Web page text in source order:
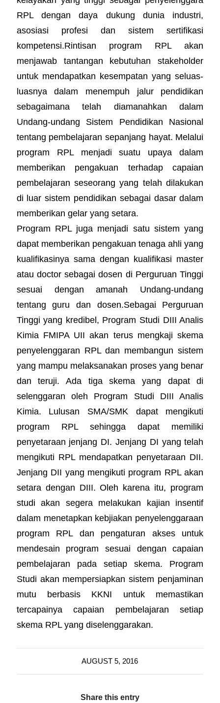
RPL dengan daya dukung dunia industri,
asosiasi profesi dan sistem sertifikasi
kompetensi.Rintisan program RPL akan
menjawab tantangan kebutuhan stakeholder
untuk mendapatkan kesempatan yang seluas-
luasnya dalam menempuh jalur pendidikan
sebagaimana telah diamanahkan dalam
Undang-undang Sistem Pendidikan Nasional
tentang pembelajaran sepanjang hayat. Melalui
program RPL menjadi suatu upaya dalam
memberikan pengakuan terhadap capaian
pembelajaran seseorang yang telah dilakukan
di luar sistem pendidikan sebagai dasar dalam
memberikan gelar yang setara.
Program RPL juga menjadi satu sistem yang
dapat memberikan pengakuan tenaga ahli yang
kualifikasinya sama dengan kualifikasi master
atau doctor sebagai dosen di Perguruan Tinggi
sesuai dengan amanah Undang-undang
tentang guru dan dosen.Sebagai Perguruan
Tinggi yang kredibel, Program Studi DIII Analis
Kimia FMIPA UII akan terus mengkaji skema
penyelenggaran RPL dan membangun sistem
yang mampu melaksanakan proses yang benar
dan teruji. Ada tiga skema yang dapat di
selenggaran oleh Program Studi DIII Analis
Kimia. Lulusan SMA/SMK dapat mengikuti
program RPL sehingga dapat memiliki
penyetaraan jenjang DI. Jenjang DI yang telah
mengikuti RPL mendapatkan penyetaraan DII.
Jenjang DII yang mengikuti program RPL akan
setara dengan DIII. Oleh karena itu, program
studi akan segera melakukan kajian insentif
dalam menetapkan kebjiakan penyelenggaraan
program RPL dan pengaturan akses untuk
mendesain program sesuai dengan capaian
pembelajaran pada setiap skema. Program
Studi akan mempersiapkan sistem penjaminan
mutu berbasis KKNI untuk memastikan
tercapainya capaian pembelajaran setiap
skema RPL yang diselenggarakan.
AUGUST 5, 2016
Share this entry